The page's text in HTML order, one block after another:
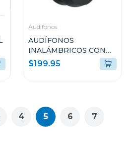
Audifonos
AUDÍFONOS
INALÁMBRICOS CON
CANCELACIÓN DE
RUIDO ULT WEAR
$199.95
4 5 6 7